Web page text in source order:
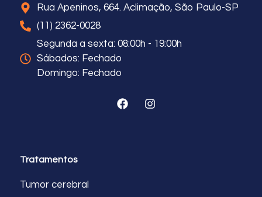
Rua Apeninos, 664. Aclimação, São Paulo-SP
(11) 2362-0028
Segunda a sexta: 08:00h - 19:00h
Sábados: Fechado
Domingo: Fechado
Tratamentos
Tumor cerebral